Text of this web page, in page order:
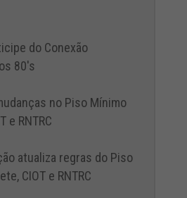
do Conexão
80's
no Piso Mínimo
e RNTRC
atualiza regras do Piso
CIOT e RNTRC